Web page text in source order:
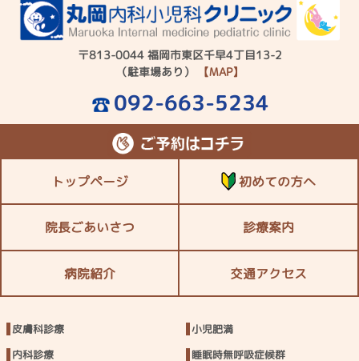
〒813-0044 福岡市東区千早4丁目13-2
（駐車場あり）
【MAP】
092-663-5234
トップページ 初めての方へ
院長ごあいさつ 診療案内
病院紹介 交通アクセス
皮膚科診療
内科診療
小児肥満
睡眠時無呼吸症候群